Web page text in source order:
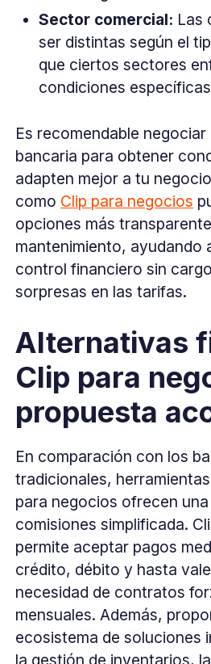
Sector comercial: Las
ser distintas según el
que ciertos sectores
condiciones
Es recomendable
bancaria para obtener
adapten mejor a tu
como Clip para negocios
opciones más
mantenimiento, ayudando
control financiero sin
sorpresas en las tarifas.
Alternativas
Clip para
propuesta
En comparación con los
tradicionales,
para negocios ofrecen
comisiones simplificada.
permite aceptar pagos
crédito, débito y hasta
necesidad de contratos
mensuales. Además,
ecosistema de soluciones